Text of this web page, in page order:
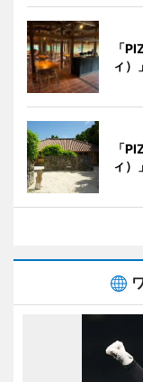
「
ィ）
「
ィ）